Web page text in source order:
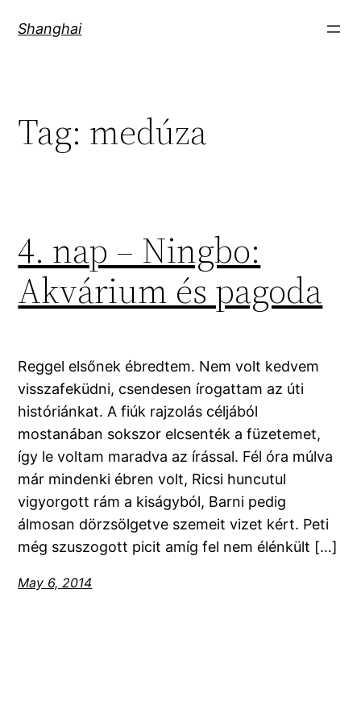
Shanghai
Tag: medúza
4. nap – Ningbo:
Akvárium és pagoda
Reggel elsőnek ébredtem. Nem volt kedvem
visszafeküdni, csendesen írogattam az úti
históriánkat. A fiúk rajzolás céljából
mostanában sokszor elcsenték a füzetemet,
így le voltam maradva az írással. Fél óra múlva
már mindenki ébren volt, Ricsi huncutul
vigyorgott rám a kiságyból, Barni pedig
álmosan dörzsölgetve szemeit vizet kért. Peti
még szuszogott picit amíg fel nem élénkült […]
May 6, 2014